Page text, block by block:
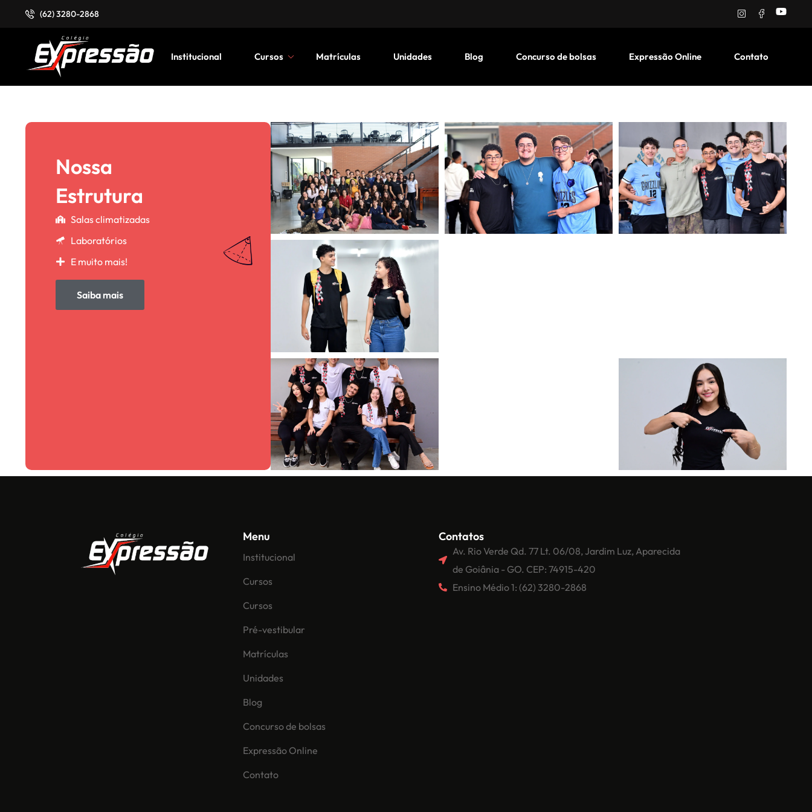
(62) 3280-2868
Institucional Cursos Matrículas Unidades Blog Concurso de bolsas Expressão Online Contato
Nossa
Estrutura
Salas climatizadas
Laboratórios
E muito mais!
Saiba mais
Menu
Institucional
Cursos
Cursos
Pré-vestibular
Matrículas
Unidades
Blog
Concurso de bolsas
Expressão Online
Contato
Contatos
Av. Rio Verde Qd. 77 Lt. 06/08, Jardim Luz, Aparecida
de Goiânia - GO. CEP: 74915-420
Ensino Médio 1: (62) 3280-2868